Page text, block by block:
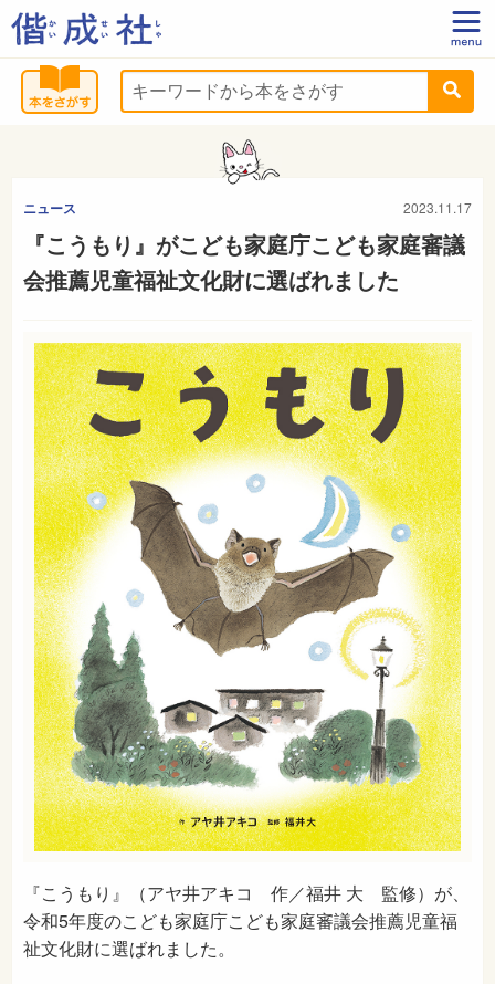
ニュース 2023.11.17
『こうもり』がこども家庭庁こども家庭審議
会推薦児童福祉文化財に選ばれました
『こうもり』（アヤ井アキコ 作／福井 大 監修）が、
令和5年度のこども家庭庁こども家庭審議会推薦児童福
祉文化財に選ばれました。